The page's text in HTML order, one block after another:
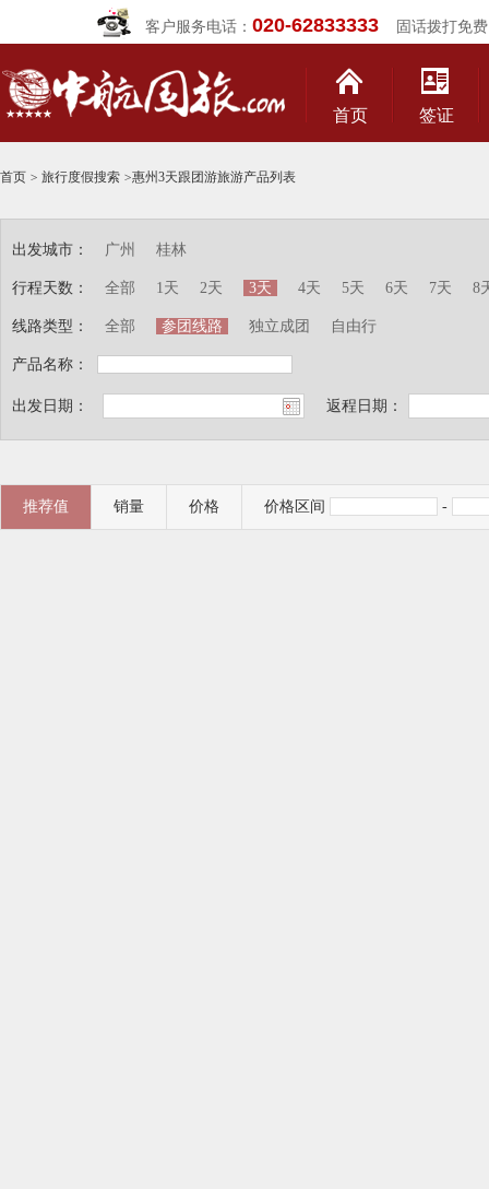
客户服务电话： 020-62833333固话拨打免费
首页 签证
首页 > 旅行度假搜索 >惠州3天跟团游旅游产品列表
出发城市：
行程天数：
线路类型：
产品名称：
广州 桂林
全部 1天 2天 3天 4天 5天 6天 7天 8
全部 参团线路 独立成团 自由行
出发日期： 返程日期：
推荐值 销量 价格 价格区间 -